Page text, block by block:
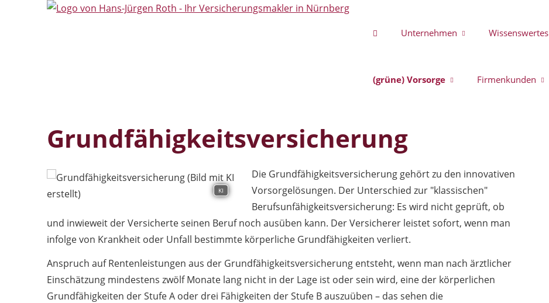
Unternehmen Wissenswertes
(grüne) Vorsorge Firmenkunden
Grundfähigkeitsversicherung
KI
Die Grundfähigkeitsversicherung gehört zu den innovativen
Vorsorgelösungen. Der Unterschied zur "klassischen"
Berufsunfähigkeitsversicherung: Es wird nicht geprüft, ob
und inwieweit der Versicherte seinen Beruf noch ausüben kann. Der Versicherer leistet sofort, wenn man
infolge von Krankheit oder Unfall bestimmte körperliche Grundfähigkeiten verliert.
Anspruch auf Rentenleistungen aus der Grundfähigkeitsversicherung entsteht, wenn man nach ärztlicher
Einschätzung mindestens zwölf Monate lang nicht in der Lage ist oder sein wird, eine der körperlichen
Grundfähigkeiten der Stufe A oder drei Fähigkeiten der Stufe B auszuüben – das sehen die